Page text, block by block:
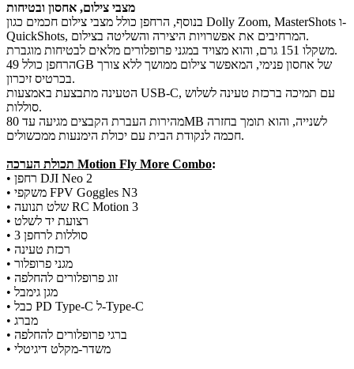
מצבי צילום, אחסון ובטיחות
בנוסף, הרחפן כולל מצבי צילום חכמים כגון Dolly Zoom, MasterShots ו-
QuickShots, המרחיבים את אפשרויות היצירה והשליטה בצילום.
משקלו 151 גרם, והוא מצויד במגני פרופלורים מלאים לבטיחות מוגברת.
הרחפן כולל 49GB של אחסון פנימי, המאפשר צילום ממושך ללא צורך
בכרטיס זיכרון.
הטעינה מתבצעת באמצעות USB-C, עם תמיכה ברכזת טעינה לשלוש
סוללות.
מהירות העברת הקבצים מגיעה עד 80MB לשנייה, והוא תומך בחזרה
חכמה לנקודת הבית עם יכולת הימנעות ממכשולים.
תכולת הערכה Motion Fly More Combo:
• רחפן DJI Neo 2
• משקפי FPV Goggles N3
• שלט תנועה RC Motion 3
• רצועת יד לשלט
• 3 סוללות לרחפן
• רכזת טעינה
• מגני פרופלור
• זוג פרופלורים להחלפה
• מגן גימבל
• כבל PD Type-C ל-Type-C
• מברג
• ברגי פרופלורים להחלפה
• משדר-מקלט דיגיטלי